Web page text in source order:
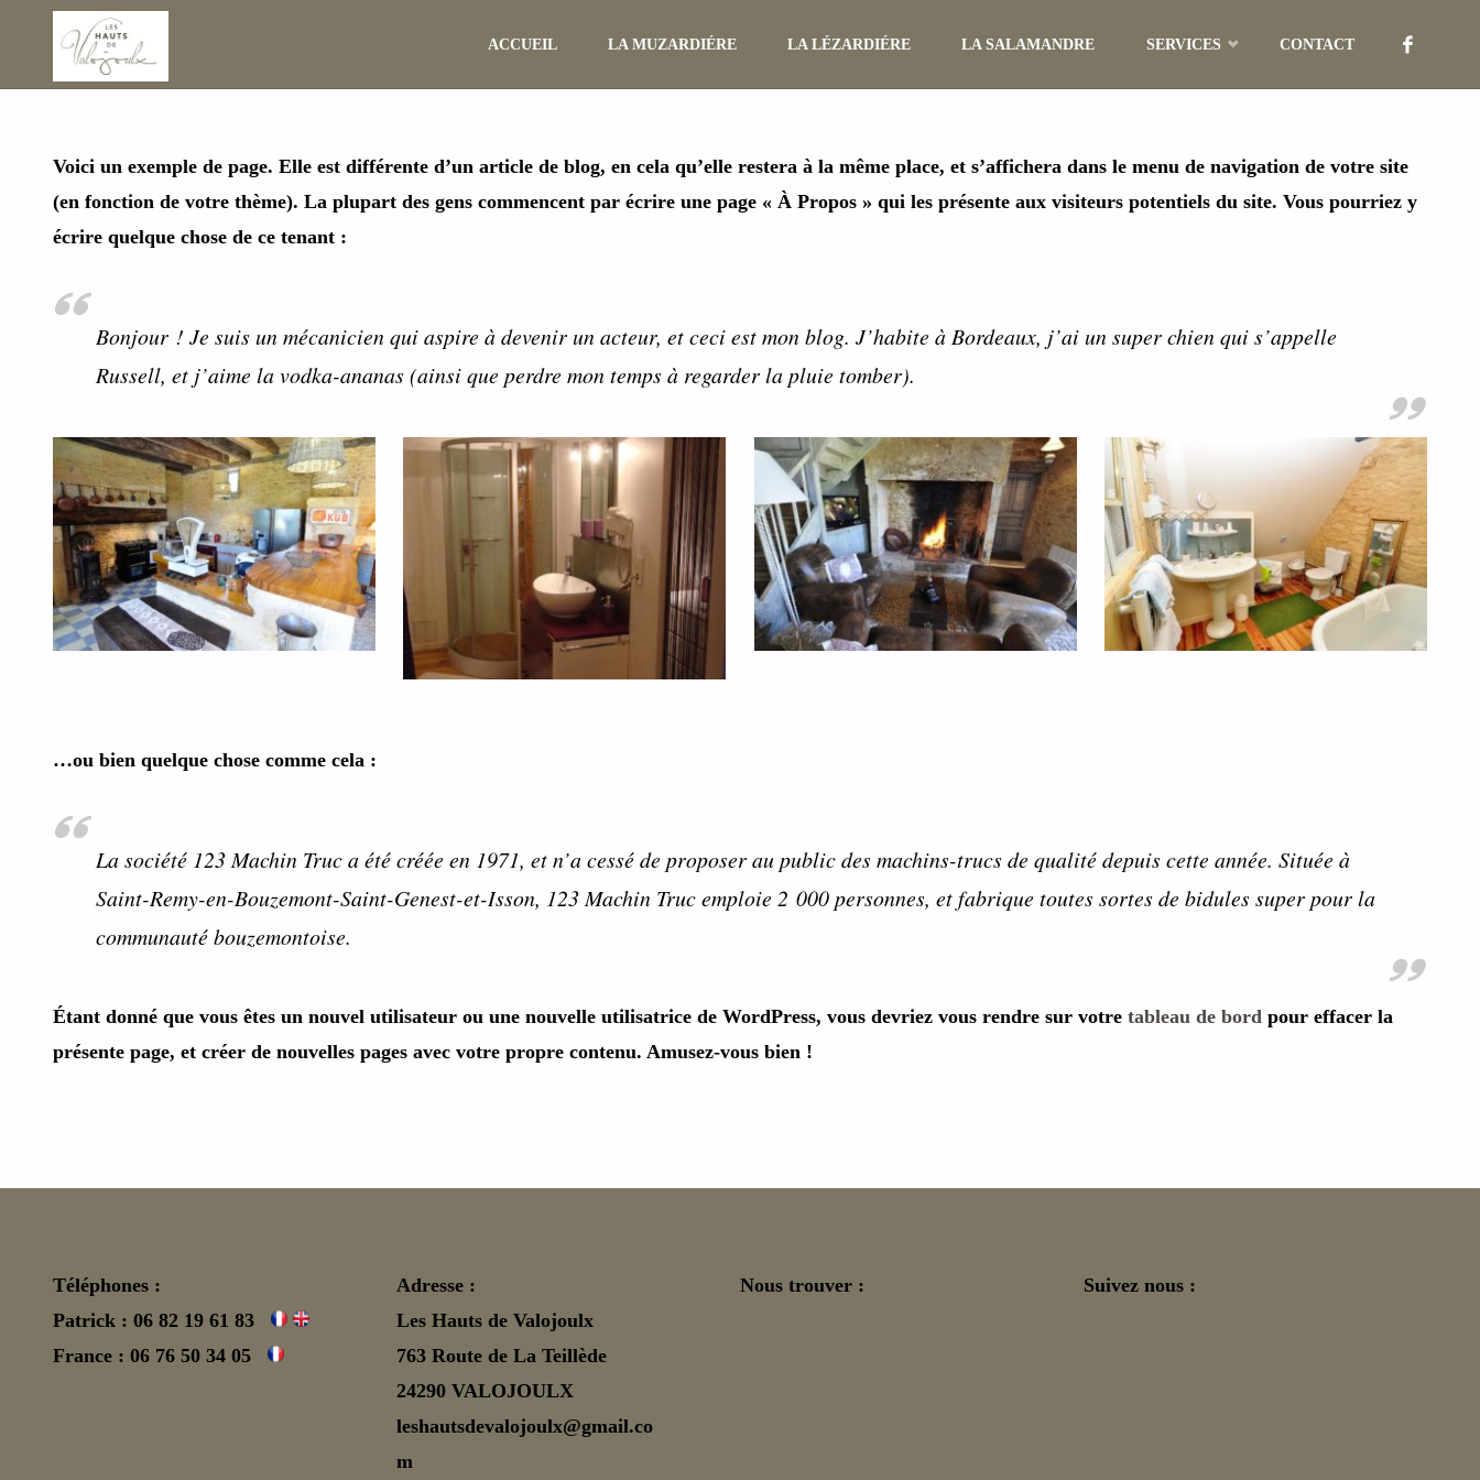
Skip
content
ACCUEIL LA MUZARDIÉRE LA LÉZARDIÉRE LA SALAMANDRE SERVICES CONTACT
Voici un exemple de page. Elle est différente d’un article de blog, en cela qu’elle restera à la même place, et s’affichera dans le menu de navigation de votre site
(en fonction de votre thème). La plupart des gens commencent par écrire une page « À Propos » qui les présente aux visiteurs potentiels du site. Vous pourriez y
écrire quelque chose de ce tenant :
Bonjour ! Je suis un mécanicien qui aspire à devenir un acteur, et ceci est mon blog. J’habite à Bordeaux, j’ai un super chien qui s’appelle
Russell, et j’aime la vodka-ananas (ainsi que perdre mon temps à regarder la pluie tomber).
…ou bien quelque chose comme cela :
La société 123 Machin Truc a été créée en 1971, et n’a cessé de proposer au public des machins-trucs de qualité depuis cette année. Située à
Saint-Remy-en-Bouzemont-Saint-Genest-et-Isson, 123 Machin Truc emploie 2 000 personnes, et fabrique toutes sortes de bidules super pour la
communauté bouzemontoise.
Étant donné que vous êtes un nouvel utilisateur ou une nouvelle utilisatrice de WordPress, vous devriez vous rendre sur votre tableau de bord pour effacer la
présente page, et créer de nouvelles pages avec votre propre contenu. Amusez-vous bien !
Téléphones :
Patrick : 06 82 19 61 83
France : 06 76 50 34 05
Adresse :
Les Hauts de Valojoulx
763 Route de La Teillède
24290 VALOJOULX
leshautsdevalojoulx@gmail.co
m
Nous trouver : Suivez nous :